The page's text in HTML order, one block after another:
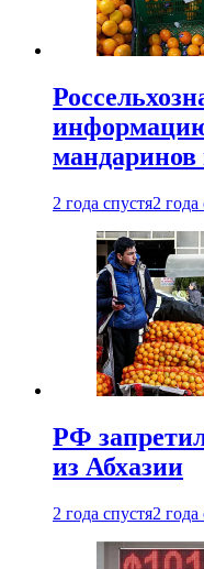
информацию
мандаринов
2 года спустя2 года
РФ
из Абхазии
2 года спустя2 года